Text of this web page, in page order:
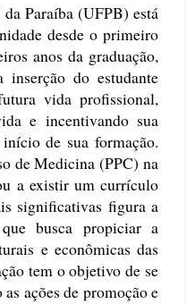
Paraíba (UFPB) está
desde o primeiro
anos da graduação,
do estudante
vida profissional,
e incentivando sua
de sua formação.
de Medicina (PPC) na
a existir um currículo
significativas figura a
busca propiciar a
e econômicas das
tem o objetivo de se
ações de promoção e